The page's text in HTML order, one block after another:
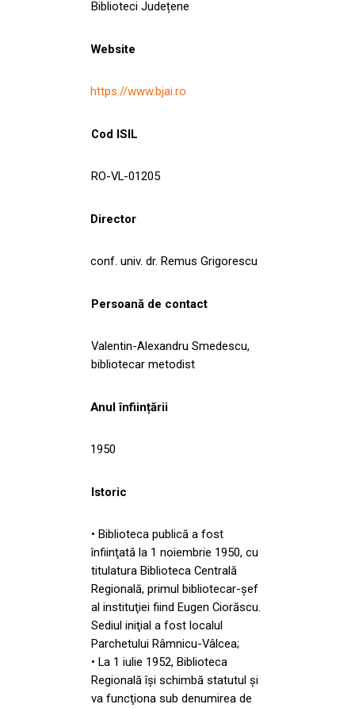
Biblioteci Județene
Website
https://www.bjai.ro
Cod ISIL
RO-VL-01205
Director
conf. univ. dr. Remus Grigorescu
Persoană de contact
Valentin-Alexandru Smedescu,
bibliotecar metodist
Anul înființării
1950
Istoric
• Biblioteca publică a fost
înfiinţată la 1 noiembrie 1950, cu
titulatura Biblioteca Centrală
Regională, primul bibliotecar-şef
al instituţiei fiind Eugen Ciorăscu.
Sediul iniţial a fost localul
Parchetului Râmnicu-Vâlcea;
• La 1 iulie 1952, Biblioteca
Regională îşi schimbă statutul şi
va funcţiona sub denumirea de